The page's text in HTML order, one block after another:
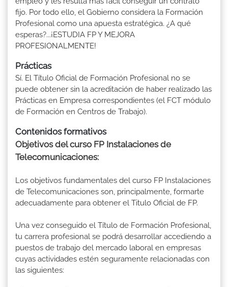
fijo. Por todo ello, el Gobierno considera la Formación
Profesional como una apuesta estratégica. ¿A qué
esperas?...¡ESTUDIA FP Y MEJORA
PROFESIONALMENTE!
Prácticas
Sí. El Título Oficial de Formación Profesional no se
puede obtener sin la acreditación de haber realizado las
Prácticas en Empresa correspondientes (el FCT módulo
de Formación en Centros de Trabajo).
Contenidos formativos
Objetivos del curso FP Instalaciones de
Telecomunicaciones:
Los objetivos fundamentales del curso FP Instalaciones
de Telecomunicaciones son, principalmente, formarte
adecuadamente para obtener el Titulo Oficial de FP.
Una vez conseguido el Título de Formación Profesional,
tu carrera profesional se podrá desarrollar accediendo a
puestos de trabajo del mercado laboral en empresas
cuyas actividades estén seguramente relacionadas con
las siguientes: